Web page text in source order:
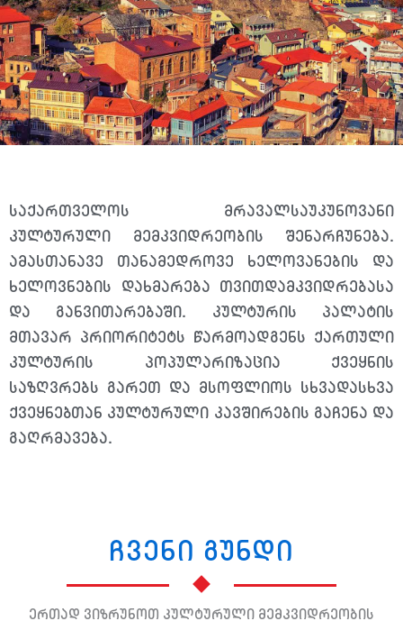
საქართველოს მრავალსაუკუნოვანი
კულტურული მემკვიდრეობის შენარჩუნება.
ამასთანავე თანამედროვე ხელოვანების და
ხელოვნების დახმარება თვითდამკვიდრებასა
და განვითარებაში. კულტურის პალატის
მთავარ პრიორიტეტს წარმოადგენს ქართული
კულტურის პოპულარიზაცია ქვეყნის
საზღვრებს გარეთ და მსოფლიოს სხვადასხვა
ქვეყნებთან კულტურული კავშირების გაჩენა და
გაღრმავება.
ჩვენი გუნდი
ერთად ვიზრუნოთ კულტურული მემკვიდრეობის